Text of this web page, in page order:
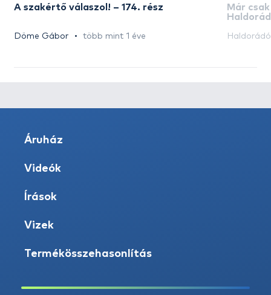
A szakértő válaszol! – 174. rész
Döme Gábor több mint 1 éve
Már
Áruház
Videók
Írások
Vizek
Termékösszehasonlítás